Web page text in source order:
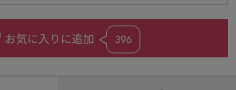
お気に入りに追加 396